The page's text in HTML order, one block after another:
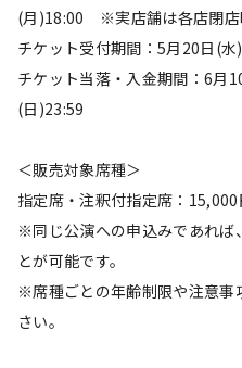
(月)18:00 ※実店舗は各店閉店
チケット受付期間：5月20日(
チケット当落・入金期間：6月
(日)23:59
＜販売対象席種＞
指定席・注釈付指定席：15,000
※同じ公演への申込みであれば
とが可能です。
※席種ごとの年齢制限や注意事
さい。